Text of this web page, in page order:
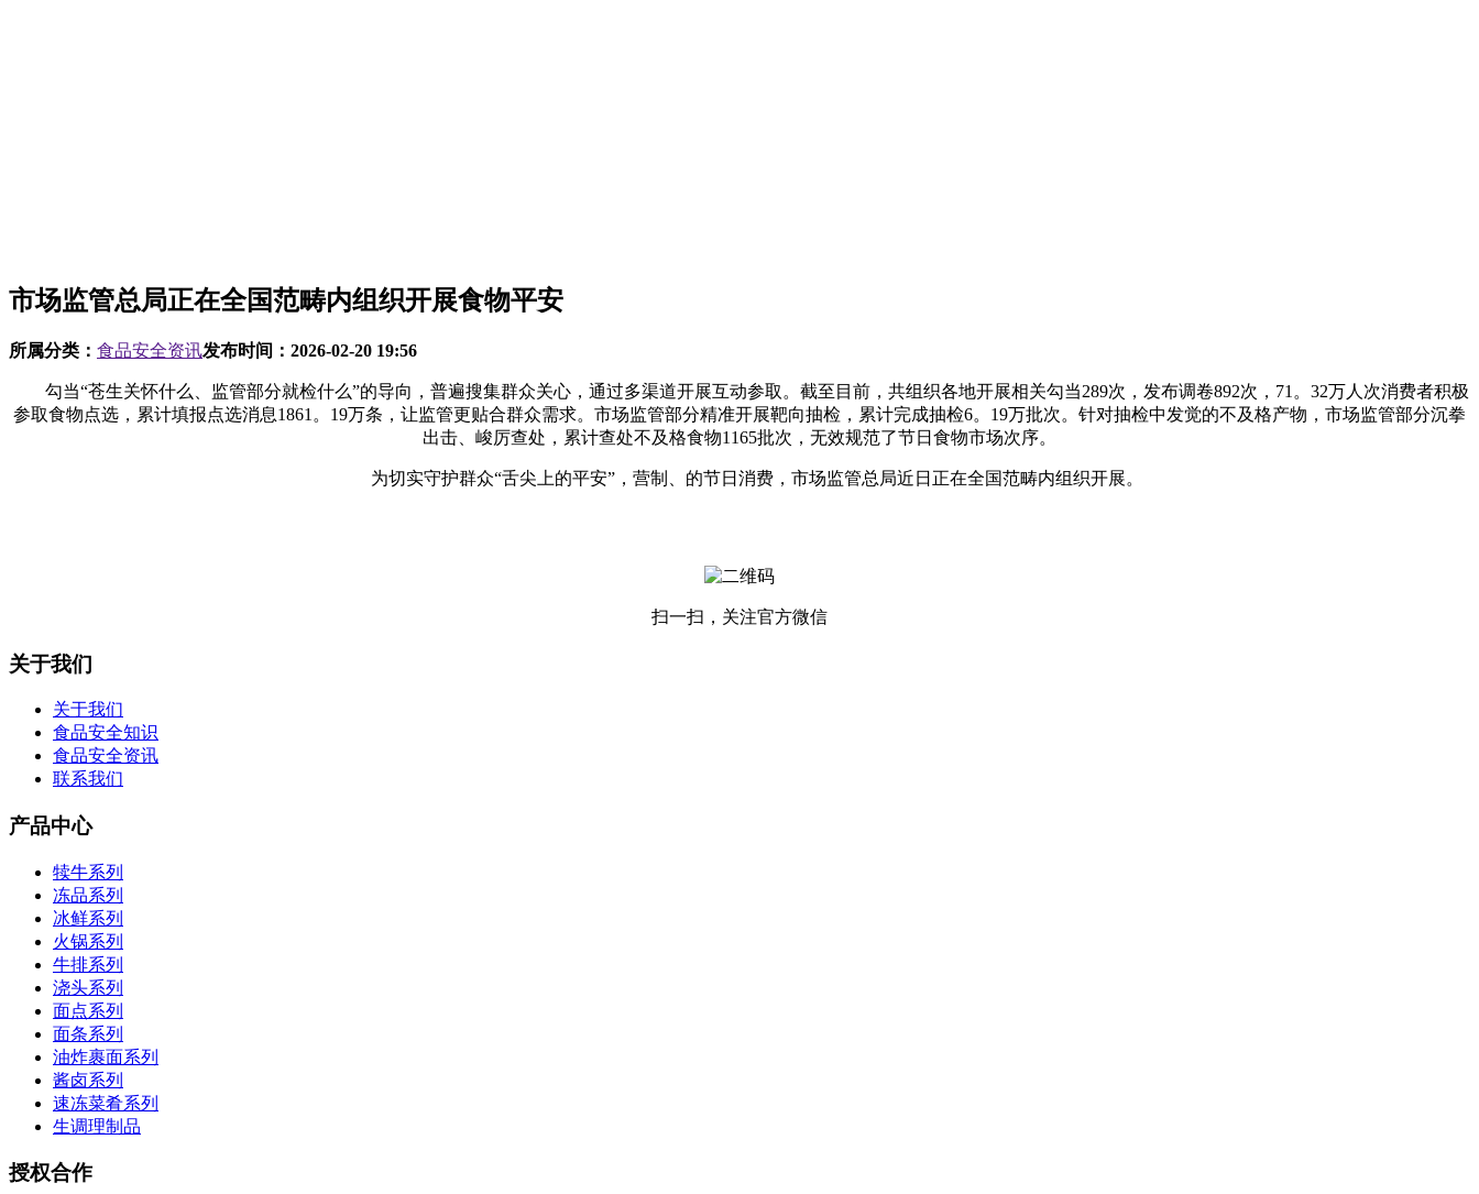
市场监管总局正在全国范畴内组织开展食物平安
所属分类： 食品安全资讯发布时间： 2026-02-20 19:56
勾当“苍生关怀什么、监管部分就检什么”的导向，普遍搜集群众关心，通过多渠道开展互动参取。截至目前，共组织各地开展相关勾当289次，发布调卷892次，71。32万人次消费者积极
参取食物点选，累计填报点选消息1861。19万条，让监管更贴合群众需求。市场监管部分精准开展靶向抽检，累计完成抽检6。19万批次。针对抽检中发觉的不及格产物，市场监管部分沉拳
出击、峻厉查处，累计查处不及格食物1165批次，无效规范了节日食物市场次序。
为切实守护群众“舌尖上的平安”，营制、的节日消费，市场监管总局近日正在全国范畴内组织开展。
扫一扫，关注官方微信
关于我们
关于我们
食品安全知识
食品安全资讯
联系我们
产品中心
犊牛系列
冻品系列
冰鲜系列
火锅系列
牛排系列
浇头系列
面点系列
面条系列
油炸裹面系列
酱卤系列
速冻菜肴系列
生调理制品
授权合作